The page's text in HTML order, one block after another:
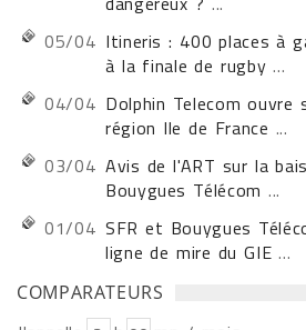
05/04 Itineris : 400 places à
à la finale de rugby ...
04/04 Dolphin Telecom ouvre
région Ile de France ...
03/04 Avis de l'ART sur la
Bouygues Télécom ...
01/04 SFR et Bouygues
ligne de mire du GIE ...
COMPARATEURS